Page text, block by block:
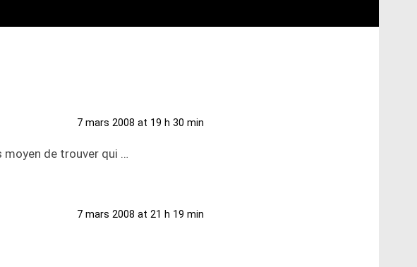
7 mars 2008 at 19 h 30 min
moyen de trouver qui …
7 mars 2008 at 21 h 19 min